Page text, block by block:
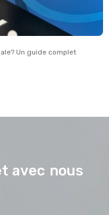
Un guide complet
avec nous